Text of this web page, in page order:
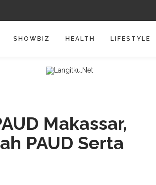
SHOWBIZ HEALTH LIFESTYLE
Makassar,
PAUD Serta